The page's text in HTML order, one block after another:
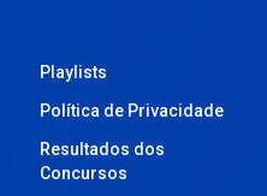
Playlists
Política de Privacidade
Resultados dos
Concursos